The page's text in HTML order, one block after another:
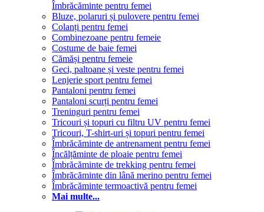
Îmbrăcăminte pentru femei
Bluze, polaruri și pulovere pentru femei
Colanți pentru femei
Combinezoane pentru femeie
Costume de baie femei
Cămăși pentru femeie
Geci, paltoane și veste pentru femei
Lenjerie sport pentru femei
Pantaloni pentru femei
Pantaloni scurți pentru femei
Treninguri pentru femei
Tricouri și topuri cu filtru UV pentru femei
Tricouri, T-shirt-uri și topuri pentru femei
Îmbrăcăminte de antrenament pentru femei
Încălțăminte de ploaie pentru femei
Îmbrăcăminte de trekking pentru femei
Îmbrăcăminte din lână merino pentru femei
Îmbrăcăminte termoactivă pentru femei
Mai multe...